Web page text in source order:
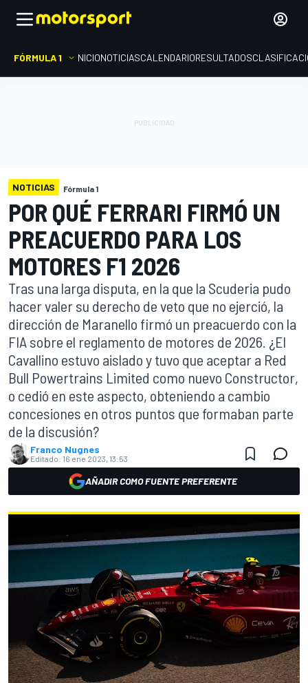
FÓRMULA 1 INICIONOTICIASCALENDARIORESULTADOS
NOTICIAS Fórmula 1
POR QUÉ FERRARI FIRMÓ UN
PREACUERDO PARA LOS
MOTORES F1 2026
Tras una larga disputa, en la que la Scuderia pudo
hacer valer su derecho de veto que no ejerció, la
dirección de Maranello firmó un preacuerdo con la
FIA sobre el reglamento de motores de 2026. ¿El
Cavallino estuvo aislado y tuvo que aceptar a Red
Bull Powertrains Limited como nuevo Constructor,
o cedió en este aspecto, obteniendo a cambio
concesiones en otros puntos que formaban parte
de la discusión?
Franco Nugnes
Editado: 16 ene 2023, 13:53
AÑADIR COMO FUENTE PREFERENTE